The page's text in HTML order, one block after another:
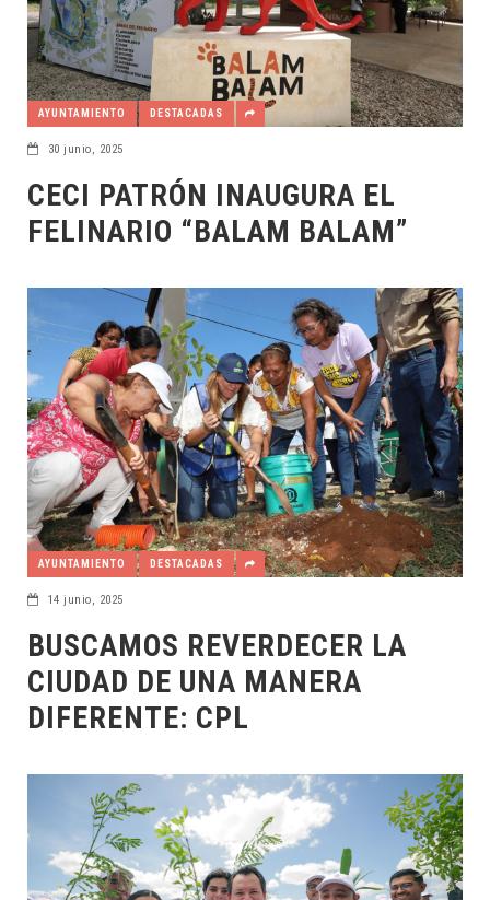
AYUNTAMIENTO DESTACADAS
30 junio, 2025
CECI PATRÓN INAUGURA EL
FELINARIO “BALAM BALAM”
AYUNTAMIENTO DESTACADAS
14 junio, 2025
BUSCAMOS REVERDECER LA
CIUDAD DE UNA MANERA
DIFERENTE: CPL